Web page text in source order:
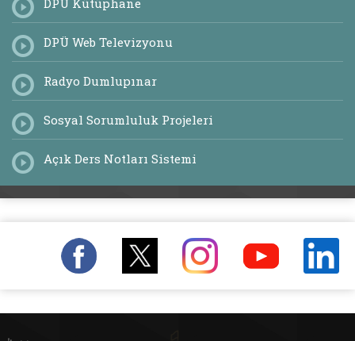
DPÜ Web Televizyonu
Radyo Dumlupınar
Sosyal Sorumluluk Projeleri
Açık Ders Notları Sistemi